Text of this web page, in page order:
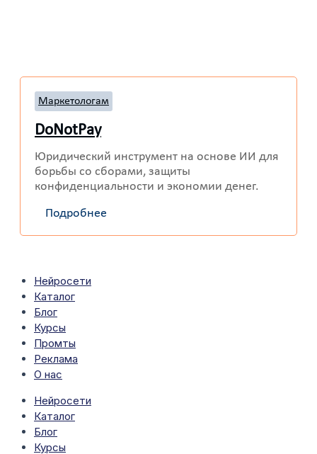
Маркетологам
DoNotPay
Юридический инструмент на основе ИИ для
борьбы со сборами, защиты
конфиденциальности и экономии денег.
Подробнее
Нейросети
Каталог
Блог
Курсы
Промты
Реклама
О нас
Нейросети
Каталог
Блог
Курсы